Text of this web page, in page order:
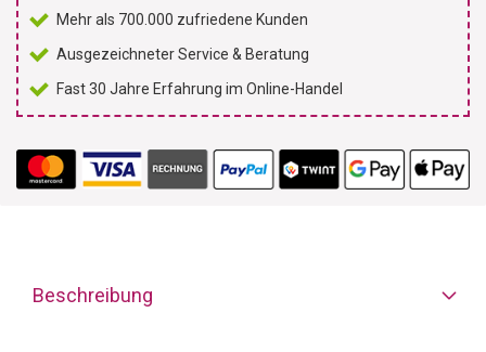
Mehr als 700.000 zufriedene Kunden
Ausgezeichneter Service & Beratung
Fast 30 Jahre Erfahrung im Online-Handel
Beschreibung